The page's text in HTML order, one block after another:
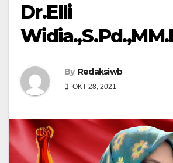
Dr.Elli
By Redaksiwb
OKT 28, 2021